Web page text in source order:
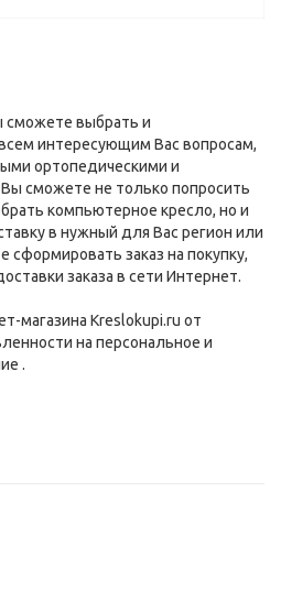
сможете выбрать и
интересующим Вас вопросам,
ортопедическими и
сможете не только попросить
компьютерное кресло, но и
в нужный для Вас регион или
заказ на покупку,
заказа в сети Интернет.
магазина Kreslokupi.ru от
на персональное и
.